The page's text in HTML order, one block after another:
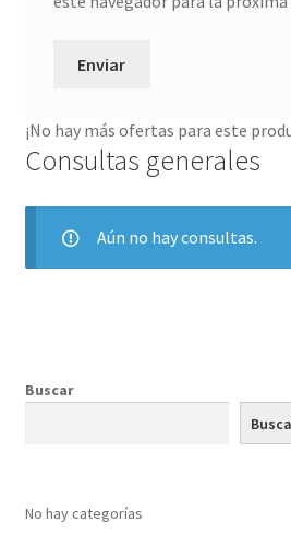
¡No hay más ofertas para este
Consultas generales
Aún no hay consultas.
Buscar
No hay categorías